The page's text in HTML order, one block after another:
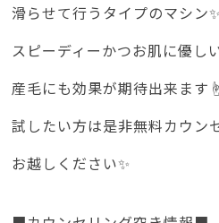
滑らせて行うタイプのマシン✨
スピーディーかつお肌に優し
産毛にも効果が期待出来ます☝️
試したい方は是非無料カウン
お越しください✨